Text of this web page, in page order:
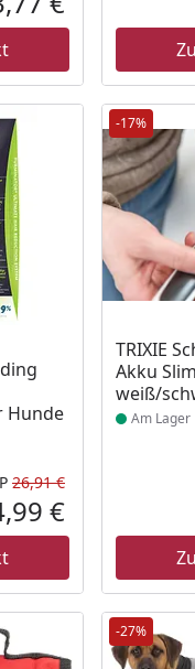
Aktueller Preis
Hunde
Rabatt in Prozent
Ursprünglicher
26,91 €
Aktueller Preis
€
-17%
TRIXIE
Akku
weiß/
Produkt
Am Lager
-27%